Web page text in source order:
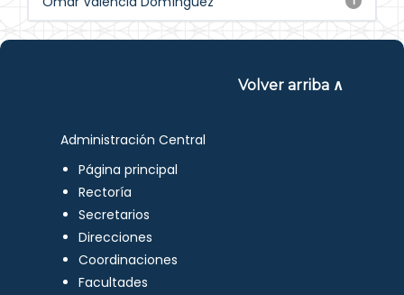
Volver arriba ∧
Administración Central
Página principal
Rectoría
Secretarios
Direcciones
Coordinaciones
Facultades